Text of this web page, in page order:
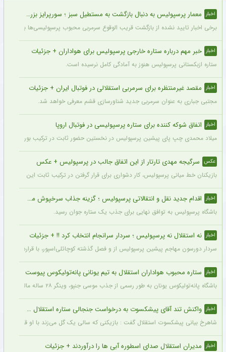
اخبار معمار پرسپولیس به دنبال بازگشت به مستطیل سبز ؛ سورپرایز بزرگ در راه است ؟ + جزئیات
برخی اخبار تایید نشده از بازگشت قریب الوقوع سرمربی محبوب پرسپولیسی‌ها به دنیای
اخبار خبر مهم درباره ستاره خارجی پرسپولیس برای هواداران + جزئیات
ستاره ازبکستانی پرسپولیس هنوز به آمادگی کامل نرسیده است.
اخبار مقصد غیرمنتظره برای سرمربی استقلالی در فوتبال ایران + جزئیات
مجتبی جباری به عنوان سرمربی جدید شناورسازی قشم معرفی خواهد شد.
اخبار اتفاق شوکه کننده برای ستاره پرسپولیسی در فوتبال اروپا
میلاد محمدی چپ‌ پای پیشین پرسپولیس در نخستین حضور ثابت در ترکیب بوراتس بانیا
عکس سرگیجه مهدی تارتار از این اتفاق جالب در پرسپولیس + عکس
بازیکنان خط میانی پرسپولیس، کار دشواری برای قرار گرفتن در ترکیب ثابت این تیم
اخبار اقدام جدید نقل و انتقالاتی پرسپولیس ؛ گزینه جذاب سرخپوش می شود؟
باشگاه پرسپولیس به توافق نهایی برای جذب یک ستاره جوان رسید.
اخبار نه استقلال نه پرسپولیس ؛ سردار سرانجام انتخاب کرد !! + جزئیات
سردار دورسون مهاجم پیشین پرسپولیس از و فصل گذشته کوچائلی‌اسپور، با قراردادی
اخبار ستاره محبوب هواداران استقلال به تیم یونانی پانه‌تولیکوس پیوست
باشگاه پانه‌تولیکوس یونان به طور رسمی از جذب موسی جنپو، وینگر ۲۸ ساله مالیایی سابق استقلال، با قراردادی دو ساله خبر داد.
اخبار واکنش تند آقای پیشکسوت به درخواست جنجالی ستاره استقلال + جزئیات
شاهرخ بیانی پیشکسوت استقلال گفت : بازیکنی که سالی یک گل می‌زند با او قرارداد ۲۰۰ میلیاردی می‌بندند و این بازیکن «ناز» هم می‌کند که اگر فلان قدر ندهید قهر می‌کنم.
اخبار مدیران استقلال صدای اسطوره آبی ها را درآوردند + جزئیات